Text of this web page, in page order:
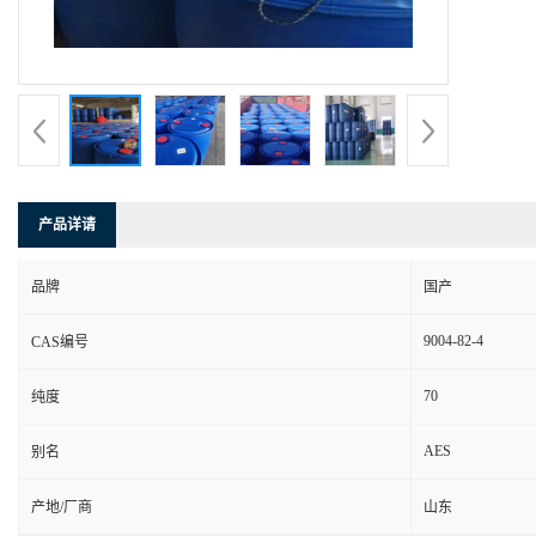
产品详请
品牌 国产
CAS编号 9004-82-4
纯度 70
别名 AES
产地/厂商 山东